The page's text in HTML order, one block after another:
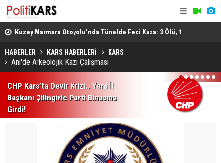
Kuzey Marmara Otoyolu’nda Tünelde Feci Kaza: 3 Ölü, 1
Ağır Yaralı
HABERLER KARS HABERLERİ KARS
Ani'de Arkeolojik Kazı Çalışması
CHP Kars’ta Devir Krizi.. Yeni İl
Başkanı Çilingirle Parti Binasına
Girdi!
1 2 3 4 5 6 7